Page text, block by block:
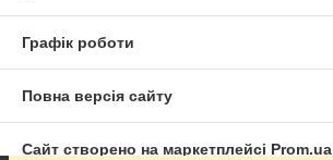
Графік роботи
Повна версія сайту
Сайт створено на маркетплейсі Prom.ua